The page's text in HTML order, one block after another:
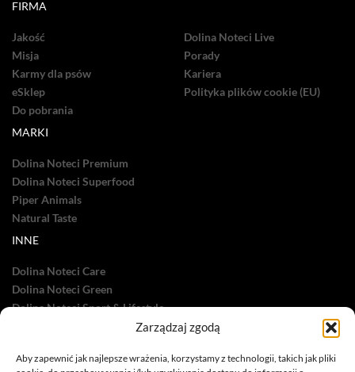
Zarządzaj zgodą
Aby zapewnić jak najlepsze wrażenia, korzystamy z technologii, takich jak pliki
FIRMA
Jakość
Misja
Karmy dla psów
eSklep
Do pobrania
Dolina Noteci Live
Porady
Kariera
Polityka plików cookie (EU)
MARKI
Dolina Noteci Premium
Dolina Noteci Superfood
Piper Animals
Natural Taste
INNE
Dolina Noteci Care
Dolina Noteci Green
Dolina Noteci Sport & Lifestyle